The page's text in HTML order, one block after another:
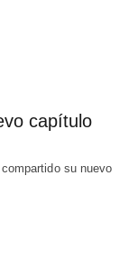
capítulo
su nuevo